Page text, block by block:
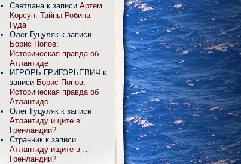
Светлана к записи Артем
Корсун: Тайны Робина
Гуда
Олег Гуцуляк к записи
Борис Попов:
Историческая правда об
Атлантиде
ИГРОРЬ ГРИГОРЬЕВИЧ к
записи Борис Попов:
Историческая правда об
Атлантиде
Олег Гуцуляк к записи
Атлантиду ищите в …
Гренландии?
Странник к записи
Атлантиду ищите в …
Гренландии?